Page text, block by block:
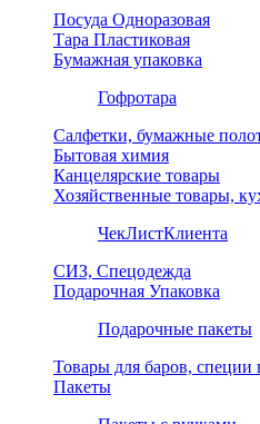
Посуда Одноразовая
Тара Пластиковая
Бумажная упаковка
Гофротара
Салфетки, бумажные
Бытовая химия
Канцелярские товары
Хозяйственные товары,
ЧекЛистКлиента
СИЗ, Спецодежда
Подарочная Упаковка
Подарочные пакеты
Товары для баров, специи
Пакеты